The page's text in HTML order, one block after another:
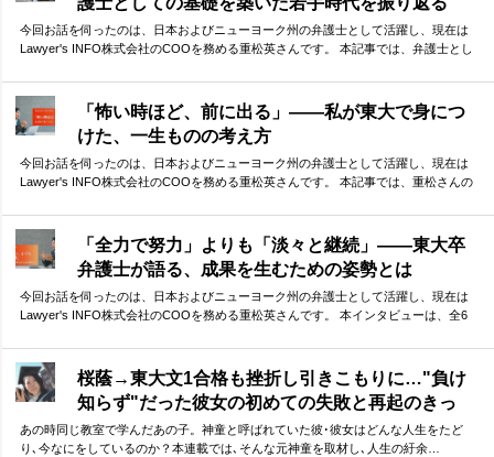
今回お話を伺ったのは、日本およびニューヨーク州の弁護士として活躍し、現在は
Lawyer's INFO株式会社のCOOを務める重松英さんです。 本記事では、弁護士とし
だきました。 ファーストキャリアで学んだ、一流事務所の仕事の基準。そして、さ
らなる成長を求めての決断。 華やかな経歴の裏側には、自分なりの答えを探し続け
た挑戦の連続がありました。
「怖い時ほど、前に出る」——私が東大で身につ
けた、一生ものの考え方
今回お話を伺ったのは、日本およびニューヨーク州の弁護士として活躍し、現在は
Lawyer's INFO株式会社のCOOを務める重松英さんです。 本記事では、重松さんの
方」から、今振り返ってわかる「東大を目指す本当の意味」まで。貴重なお話を伺
うことができました。「全力で努力」よりも「淡々と継続」——東大卒
弁護士が語る、成果を生むための姿勢とは
今回お話を伺ったのは、日本およびニューヨーク州の弁護士として活躍し、現在は
Lawyer's INFO株式会社のCOOを務める重松英さんです。 本インタビューは、全6
て振り返っていただきました。 ゴールから逆算して計画した上で、「全力で努力」
より「淡々と継続」 ーー実体験に基づく重松さんのお話は、受験勉強に励む方に多
くの示唆を与えてくれるはずです。
桜蔭→東大文1合格も挫折し引きこもりに…"負け
知らず"だった彼女の初めての失敗と再起のきっ
かけ
あの時同じ教室で学んだあの子。神童と呼ばれていた彼･彼女はどんな人生をたど
り､今なにをしているのか？本連載では､そんな元神童を取材し､人生の紆余…